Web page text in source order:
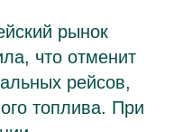
рынок
что отменит
рейсов,
топлива. При